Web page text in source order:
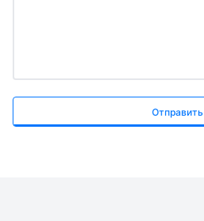
Отправить